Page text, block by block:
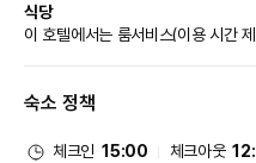
식당
이 호텔에서는 룸서비스(이용 시간
는 프런트 데스크, 짐 보관 등이 있습
숙소 정책
체크인 15:00 체크아웃